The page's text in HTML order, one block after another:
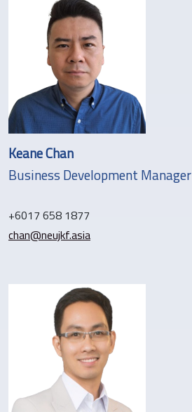
Keane Chan
Business Development Manager
+6017 658 1877
chan@neujkf.asia